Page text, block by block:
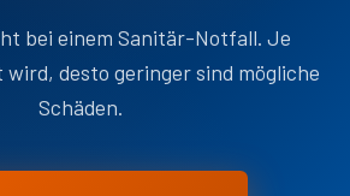
bei einem Sanitär-Notfall. Je
desto geringer sind mögliche
Schäden.